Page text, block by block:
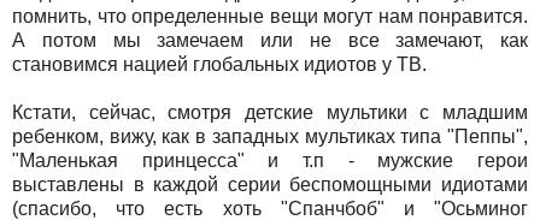
помнить, что определенные вещи могут нам понравится.
А потом мы замечаем или не все замечают, как
становимся нацией глобальных идиотов у ТВ.
Кстати, сейчас, смотря детские мультики с младшим
ребенком, вижу, как в западных мультиках типа "Пеппы",
"Маленькая принцесса" и т.п - мужские герои
выставлены в каждой серии беспомощными идиотами
(спасибо, что есть хоть "Спанчбоб" и "Осьминог